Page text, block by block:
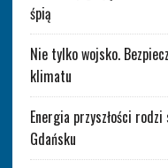
śpią
Nie tylko wojsko.
klimatu
Energia przyszłości
Gdańsku